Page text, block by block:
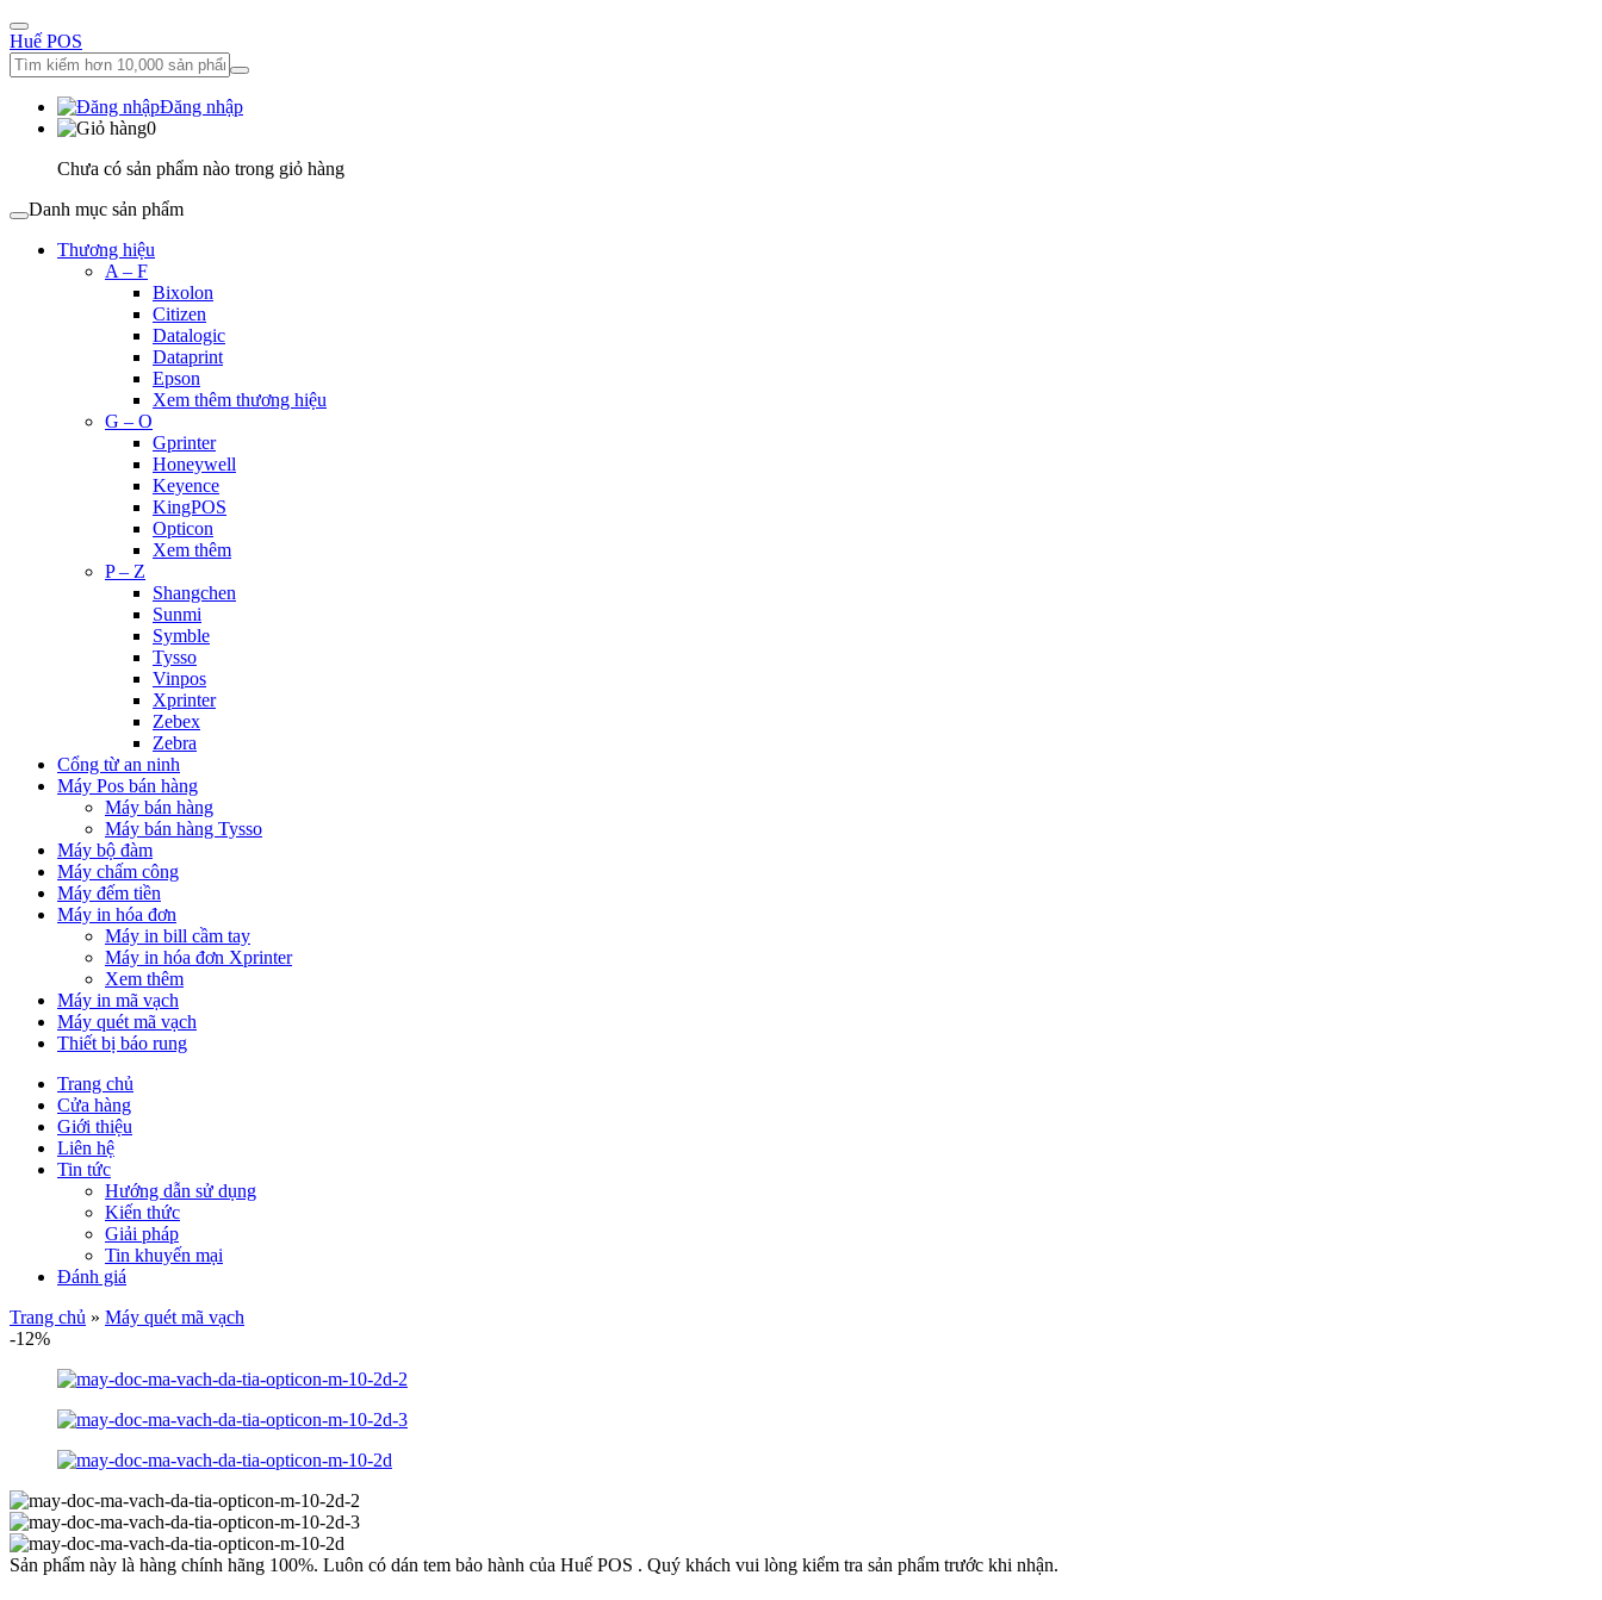
Huế POS
Đăng nhập
0
Chưa có sản phẩm nào trong giỏ hàng
Danh mục sản phẩm
Thương hiệu
A – F
Bixolon
Citizen
Datalogic
Dataprint
Epson
Xem thêm thương hiệu
G – O
Gprinter
Honeywell
Keyence
KingPOS
Opticon
Xem thêm
P – Z
Shangchen
Sunmi
Symble
Tysso
Vinpos
Xprinter
Zebex
Zebra
Cổng từ an ninh
Máy Pos bán hàng
Máy bán hàng
Máy bán hàng Tysso
Máy bộ đàm
Máy chấm công
Máy đếm tiền
Máy in hóa đơn
Máy in bill cầm tay
Máy in hóa đơn Xprinter
Xem thêm
Máy in mã vạch
Máy quét mã vạch
Thiết bị báo rung
Trang chủ
Cửa hàng
Giới thiệu
Liên hệ
Tin tức
Hướng dẫn sử dụng
Kiến thức
Giải pháp
Tin khuyến mại
Đánh giá
Trang chủ » Máy quét mã vạch
-12%
Sản phẩm này là hàng chính hãng 100%. Luôn có dán tem bảo hành của Huế POS . Quý khách vui lòng kiểm tra sản phẩm trước khi nhận.